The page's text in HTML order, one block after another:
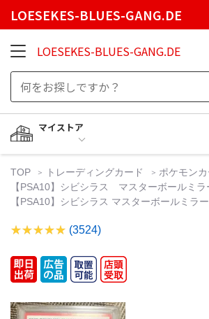
LOESEKES-BLUES-GANG.DE
LOESEKES-BLUES-GANG.DE
マイストア
TOP トレーディングカード
ポケモン
【PSA10】シビシラス マスターボールミ
【PSA10】シビシラス マスターボールミラ
(3524)